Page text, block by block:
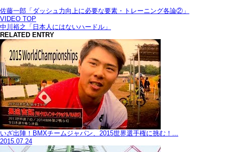
佐藤一郎「ダッシュ力向上に必要な要素・トレーニング各論②」
VIDEO TOP
中川裕之「日本人にはないハードル」
RELATED ENTRY
いざ出陣！BMXチームジャパン、2015世界選手権に挑む！...
2015.07.24